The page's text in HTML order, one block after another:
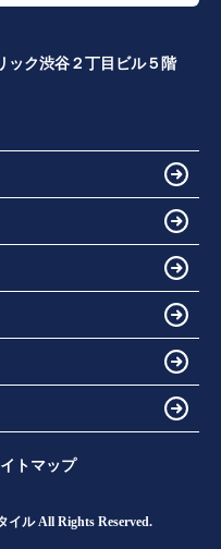
ック渋谷２丁目ビル５階
トマップ
イル All Rights Reserved.